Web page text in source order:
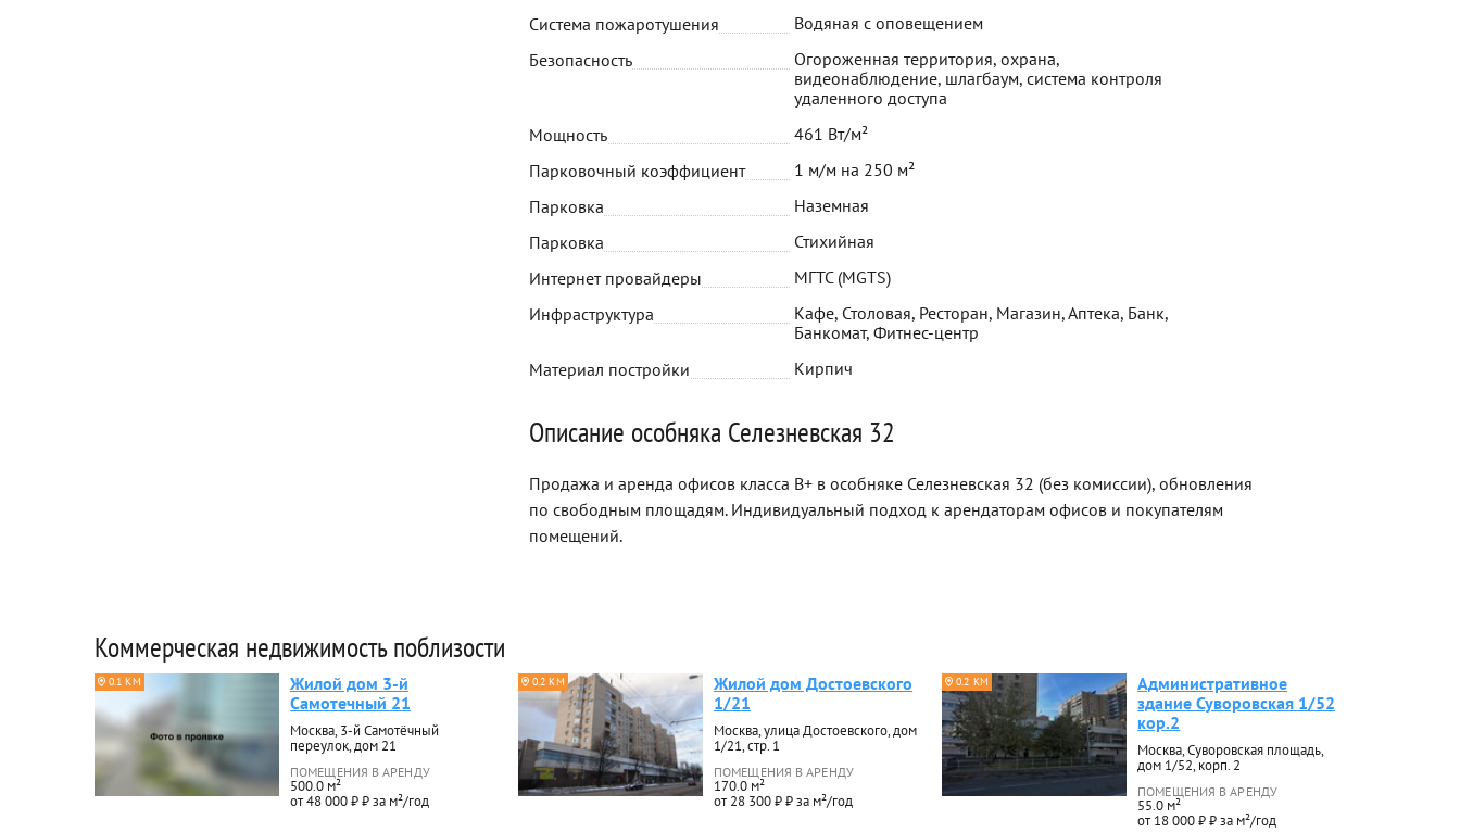
Система пожаротушения
Водяная с оповещением
Безопасность
Огороженная территория, охрана,
видеонаблюдение, шлагбаум, система контроля
удаленного доступа
Мощность
461 Вт/м²
Парковочный коэффициент
1 м/м на 250 м²
Парковка
Наземная
Парковка
Стихийная
Интернет провайдеры
МГТС (MGTS)
Инфраструктура
Кафе, Столовая, Ресторан, Магазин, Аптека, Банк,
Банкомат, Фитнес-центр
Материал постройки
Кирпич
Описание особняка Селезневская 32
Продажа и аренда офисов класса B+ в особняке Селезневская 32 (без комиссии), обновления
по свободным площадям. Индивидуальный подход к арендаторам офисов и покупателям
помещений.
Коммерческая недвижимость поблизости
0.1 КМ
Жилой дом 3-й
Самотечный 21
Москва, 3-й Самотёчный
переулок, дом 21
ПОМЕЩЕНИЯ В АРЕНДУ
500.0 м²
от 48 000 ₽ ₽ за м²/год
0.2 КМ
Жилой дом Достоевского
1/21
Москва, улица Достоевского, дом
1/21, стр. 1
ПОМЕЩЕНИЯ В АРЕНДУ
170.0 м²
от 28 300 ₽ ₽ за м²/год
0.2 КМ
Административное
здание Суворовская 1/52
кор.2
Москва, Суворовская площадь,
дом 1/52, корп. 2
ПОМЕЩЕНИЯ В АРЕНДУ
55.0 м²
от 18 000 ₽ ₽ за м²/год